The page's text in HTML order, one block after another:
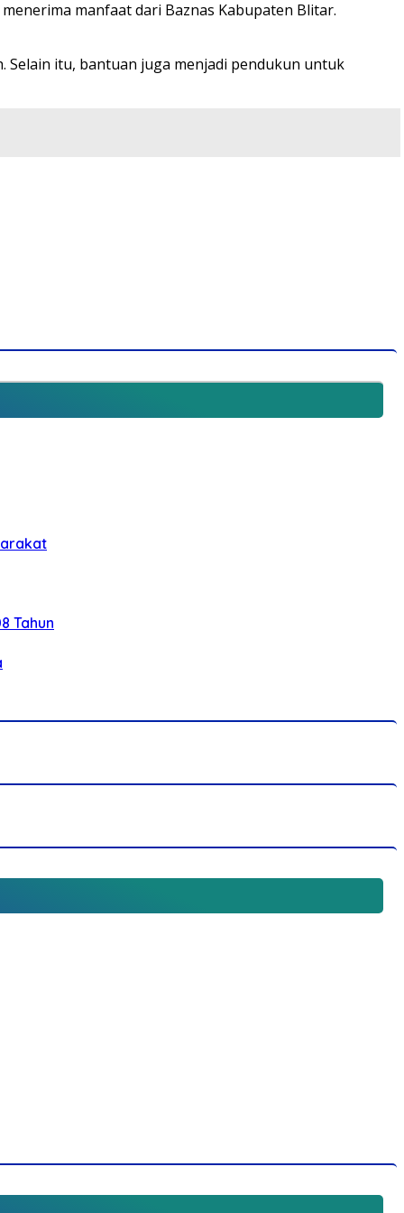
manfaat dari Baznas Kabupaten Blitar.
Selain itu, bantuan juga menjadi pendukun untuk
Tahun